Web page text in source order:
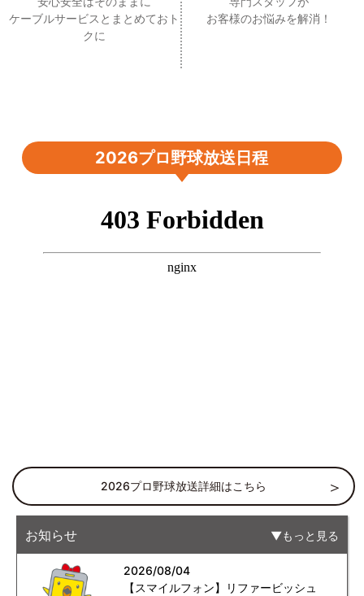
ケーブルサービスとまとめておト
クに
お客様のお悩みを解消！
2026プロ野球放送日程
2026プロ野球放送詳細はこちら
お知らせ もっと見る
2026/08/04
【スマイルフォン】リファービッシュ